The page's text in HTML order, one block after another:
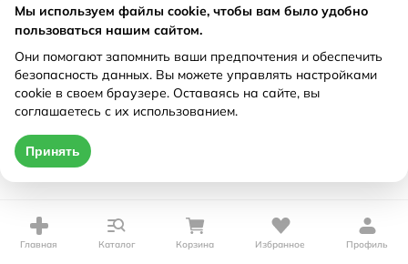
Характеристики
Рецепт Не требуется
Цена действительна только при оформлении онлайн
Главная Каталог Корзина Избранное Профиль
Мы используем файлы cookie, чтобы вам было удобно
пользоваться нашим сайтом.
Они помогают запомнить ваши предпочтения и обеспечить
безопасность данных. Вы можете управлять настройками
cookie в своем браузере. Оставаясь на сайте, вы
соглашаетесь с их использованием.
Принять